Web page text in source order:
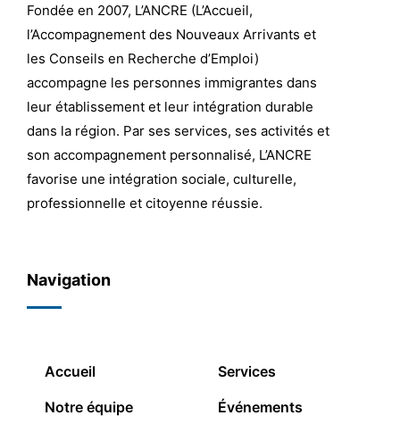
Fondée en 2007, L’ANCRE (L’Accueil,
l’Accompagnement des Nouveaux Arrivants et
les Conseils en Recherche d’Emploi)
accompagne les personnes immigrantes dans
leur établissement et leur intégration durable
dans la région. Par ses services, ses activités et
son accompagnement personnalisé, L’ANCRE
favorise une intégration sociale, culturelle,
professionnelle et citoyenne réussie.
Navigation
Accueil
Notre équipe
Services
Événements